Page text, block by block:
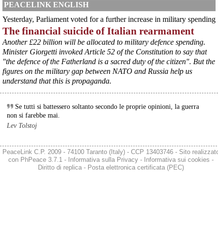
@peacelink - 6/8/2026 21:41
cronachetarantine.it/index.php
il Governo ha manifestato l’intenzione di predisporre un
provvedimento straordinario per attenuare le conseguenze
economiche e sociali della prevista fermata dell’area a caldo e ha
chiesto alle rappresentanze del territorio di formulare proposte
concrete per definirne i contenuti. Casartigiani valuta positivamente
questa disponibilità.
#ILVA #Taranto
PEACELINK ENGLISH
Yesterday, Parliament voted for a further increase in military spending
The financial suicide of Italian rearmament
Another £22 billion will be allocated to military defence spending.
Minister Giorgetti invoked Article 52 of the Constitution to say that
"the defence of the Fatherland is a sacred duty of the citizen". But the
figures on the military gap between NATO and Russia help us
understand that this is propaganda.
Se tutti si battessero soltanto secondo le proprie opinioni, la guerra
non si farebbe mai.
Lev Tolstoj
PeaceLink C.P. 2009 - 74100 Taranto (Italy) - CCP 13403746 - Sito
con PhPeace 3.7.1 - Informativa sulla Privacy- Informativa sui cookies -
Diritto di replica- Posta elettronica certificata (PEC)